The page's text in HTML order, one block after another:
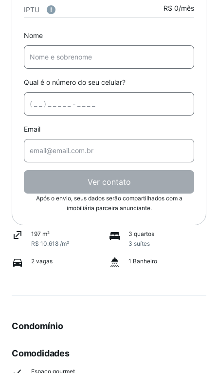
IPTU R$ 0/mês
Nome
Qual é o número do seu celular?
Email
Ver contato
Após o envio, seus dados serão compartilhados com a
imobiliária parceira anunciante.
197 m²
R$ 10.618 /m²
3 quartos
3 suítes
2 vagas 1 Banheiro
Condomínio
Comodidades
Espaço gourmet